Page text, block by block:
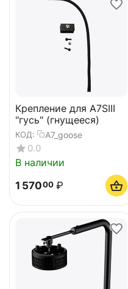
Крепление для A7SIII
"гусь" (гнущееся)
КОД: A7_goose
0.0
В наличии
1 57000 ₽